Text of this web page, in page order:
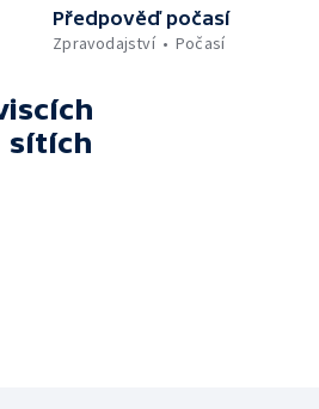
Předpověď počasí
Zpravodajství
Počasí
sítích